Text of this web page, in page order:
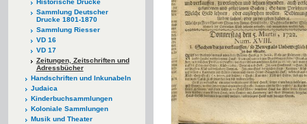
Historische Drucke
Sammlung Deutscher
Drucke 1801-1870
Sammlung Riesser
VD 16
VD 17
Zeitungen, Zeitschriften und
Adressbücher
Handschriften und Inkunabeln
Judaica
Kinderbuchsammlungen
Koloniale Sammlungen
Musik und Theater